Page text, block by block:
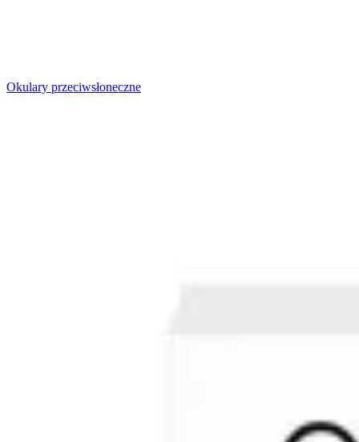
Okulary przeciwsłoneczne